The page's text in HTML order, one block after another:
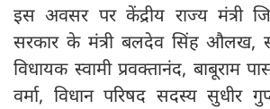
इस अवसर पर केंद्रीय राज्य मंत्री
सरकार के मंत्री बलदेव सिंह औलख,
विधायक स्वामी प्रवक्तानंद, बाबूराम
वर्मा, विधान परिषद सदस्य सुधीर